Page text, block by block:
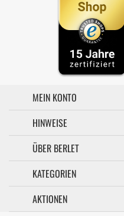
MEIN KONTO
HINWEISE
ÜBER BERLET
KATEGORIEN
AKTIONEN